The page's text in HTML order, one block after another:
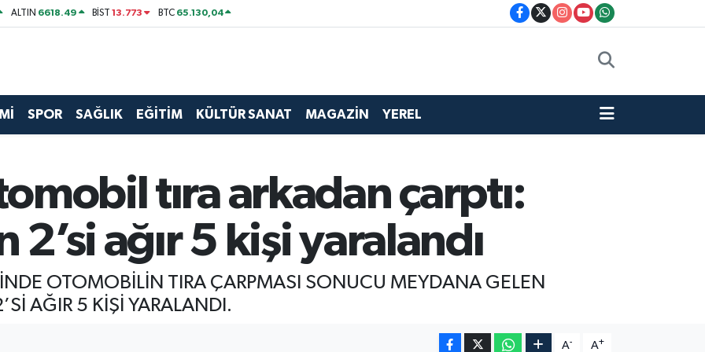
ALTIN 6618.49 BİST13.773 BTC 65.130,04
SPOR SAĞLIK EĞİTİM KÜLTÜR SANAT MAGAZİN YEREL
tıra arkadan çarptı:
2’si ağır 5 kişi yaralandı
OTOMOBİLİN TIRA ÇARPMASI SONUCU MEYDANA GELEN
AĞIR 5 KİŞİ YARALANDI.
A- A+